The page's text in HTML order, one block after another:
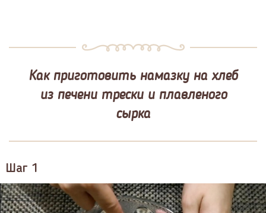
Как приготовить намазку на хлеб
из печени трески и плавленого
сырка
Шаг 1